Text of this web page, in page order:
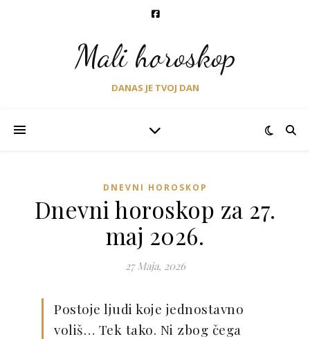
Mali horoskop
DANAS JE TVOJ DAN
DNEVNI HOROSKOP
Dnevni horoskop za 27.
maj 2026.
27 Maja, 2026
Postoje ljudi koje jednostavno
voliš… Tek tako. Ni zbog čega